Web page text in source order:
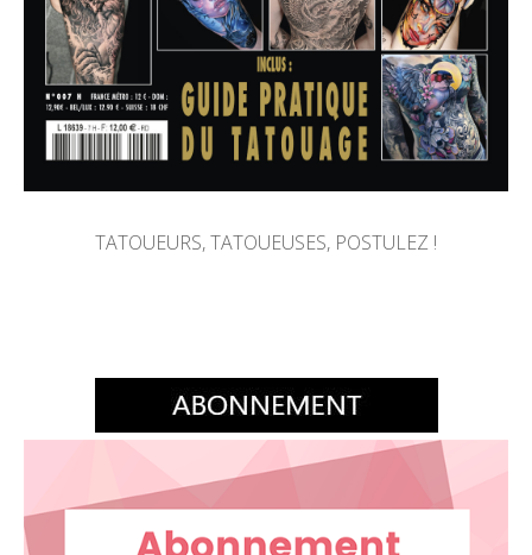
TATOUEURS, TATOUEUSES, POSTULEZ !